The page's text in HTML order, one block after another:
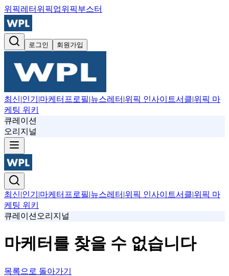
위픽레터 위픽업위픽부스터
로그인 회원가입
최신|인기 |마케터프로필|뉴스레터 |위픽 인사이트서클|위픽 마
케팅 위키
큐레이션
오리지널
최신|인기 |마케터프로필|뉴스레터 |위픽 인사이트서클|위픽 마
케팅 위키
큐레이션 오리지널
마케터를 찾을 수 없습니다
목록으로 돌아가기